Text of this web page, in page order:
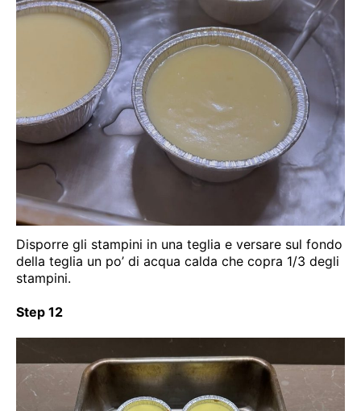
Disporre gli stampini in una teglia e versare sul fondo
della teglia un po’ di acqua calda che copra 1/3 degli
stampini.
Step 12